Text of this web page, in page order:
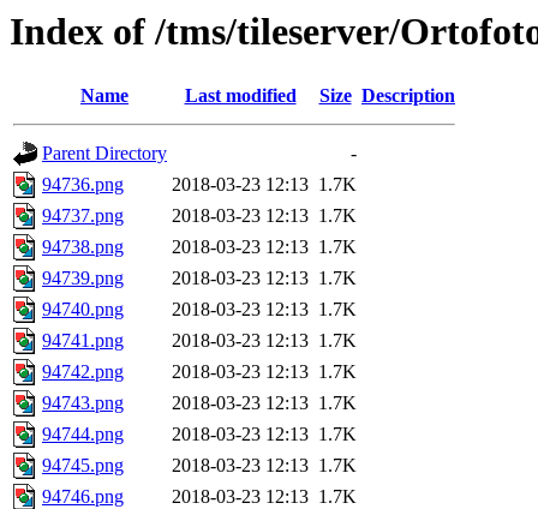
Index of /tms/tileserver/
Name Last modified Size Description
Parent Directory
-
94736.png
2018-03-23 12:13 1.7K
94737.png
2018-03-23 12:13 1.7K
94738.png
2018-03-23 12:13 1.7K
94739.png
2018-03-23 12:13 1.7K
94740.png
2018-03-23 12:13 1.7K
94741.png
2018-03-23 12:13 1.7K
94742.png
2018-03-23 12:13 1.7K
94743.png
2018-03-23 12:13 1.7K
94744.png
2018-03-23 12:13 1.7K
94745.png
2018-03-23 12:13 1.7K
94746.png
2018-03-23 12:13 1.7K